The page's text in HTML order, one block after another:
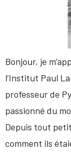
Bonjour, je
l’Institut Paul
professeur de
passionné du
Depuis tout
comment ils